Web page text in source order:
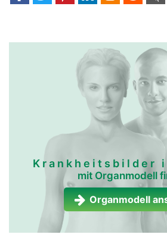
Krankheitsbilder
mit Organmodell
Organmodell